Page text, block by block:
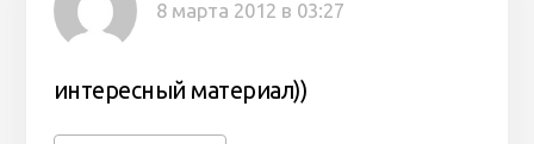
8 марта 2012 в 03:27
интересный материал))